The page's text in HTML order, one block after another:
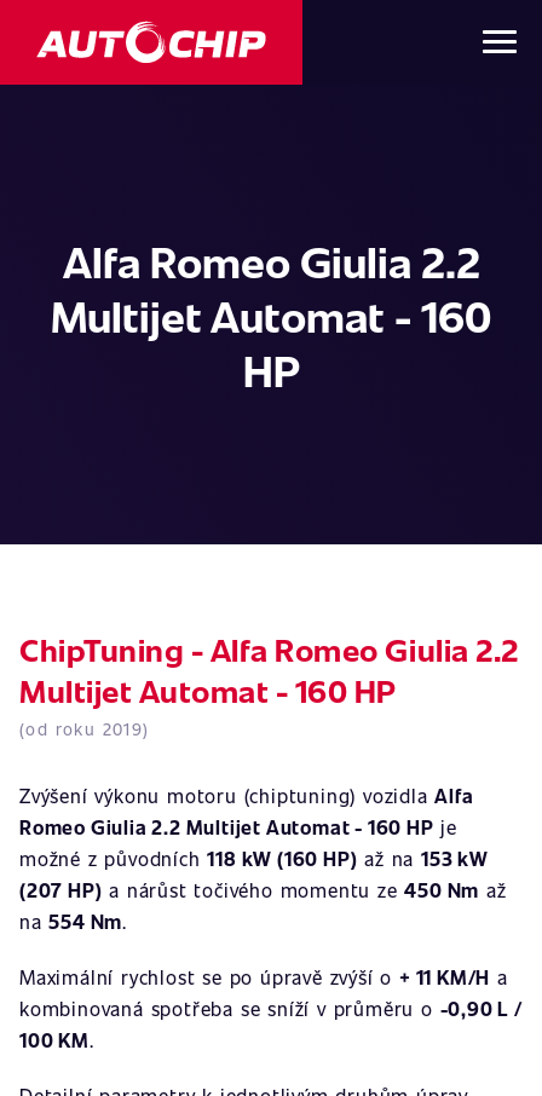
Alfa Romeo Giulia 2.2
Multijet Automat - 160
HP
ChipTuning - Alfa Romeo Giulia 2.2
Multijet Automat - 160 HP
(od roku 2019)
Zvýšení výkonu motoru (chiptuning) vozidlaAlfa
Romeo Giulia 2.2 Multijet Automat - 160 HP je
možné z původních118 kW (160 HP) až na153 kW
(207 HP) a nárůst točivého momentu ze450 Nm až
na554 Nm.
Maximální rychlost se po úpravě zvýší o + 11 KM/H a
kombinovaná spotřeba se sníží v průměru o -0,90 L /
100 KM.